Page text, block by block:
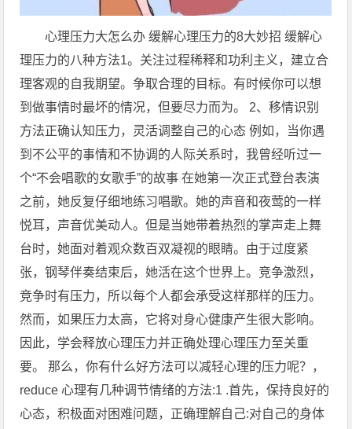
心理压力大怎么办 缓解心理压力的8大妙招 缓解心
理压力的八种方法1。关注过程稀释和功利主义，建立合
理客观的自我期望。争取合理的目标。有时候你可以想
到做事情时最坏的情况，但要尽力而为。 2、移情识别
方法正确认知压力，灵活调整自己的心态 例如，当你遇
到不公平的事情和不协调的人际关系时，我曾经听过一
个“不会唱歌的女歌手”的故事 在她第一次正式登台表演
之前，她反复仔细地练习唱歌。她的声音和夜莺的一样
悦耳，声音优美动人。但是当她带着热烈的掌声走上舞
台时，她面对着观众数百双凝视的眼睛。由于过度紧
张，钢琴伴奏结束后，她活在这个世界上。竞争激烈，
竞争时有压力，所以每个人都会承受这样那样的压力。
然而，如果压力太高，它将对身心健康产生很大影响。
因此，学会释放心理压力并正确处理心理压力至关重
要。 那么，你有什么好方法可以减轻心理的压力呢？，
reduce 心理有几种调节情绪的方法:1 .首先，保持良好的
心态，积极面对困难问题，正确理解自己:对自己的身体